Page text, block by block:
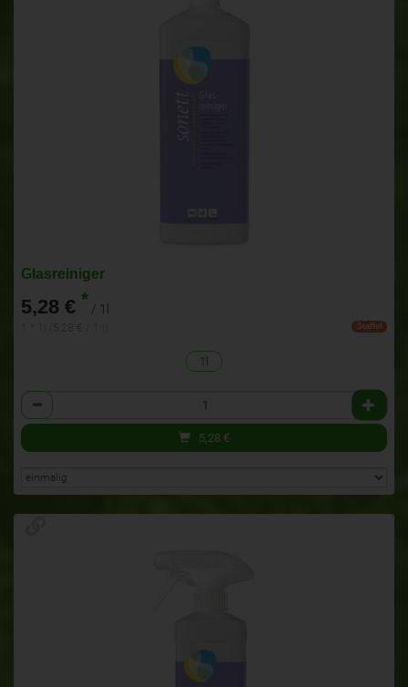
Glasreiniger
5,28 € * / 1l
Staffel
1l
Anzahl
5,28 €